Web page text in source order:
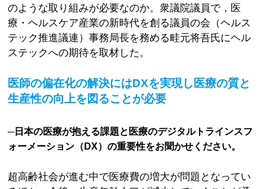
のような取り組みが必要なのか。衆議院議員で，医
療・ヘルスケア産業の新時代を創る議員の会（ヘルス
テック推進議連）事務局長を務める畦元将吾氏にヘル
ステックへの期待を取材した。
医師の偏在化の解決にはDXを実現し医療の質と
生産性の向上を図ることが必要
─日本の医療が抱える課題と医療のデジタルトラインスフ
ォーメーション（DX）の重要性をお聞かせください。
超高齢社会が進む中で医療費の増大が問題となってい